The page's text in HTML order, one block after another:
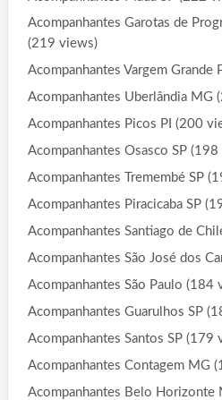
Acompanhantes Garotas de
(219 views)
Acompanhantes Vargem Grande
Acompanhantes Uberlândia MG
Acompanhantes Picos PI (200
Acompanhantes Osasco SP(198
Acompanhantes Tremembé SP
Acompanhantes Piracicaba SP
Acompanhantes Santiago de
Acompanhantes São José dos
Acompanhantes São Paulo (184
Acompanhantes Guarulhos SP
Acompanhantes Santos SP(179
Acompanhantes Contagem MG
Acompanhantes Belo Horizonte